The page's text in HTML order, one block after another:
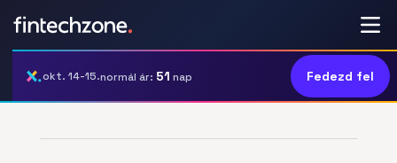
okt. 14-15.normál ár: 51 nap Fedezd fel